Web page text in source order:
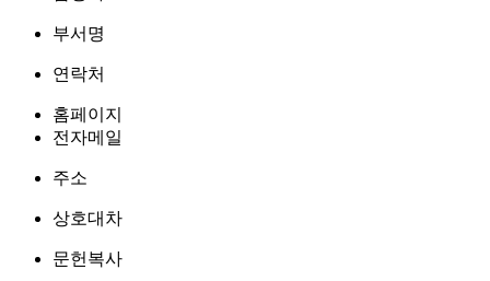
부서명
연락처
홈페이지
전자메일
주소
상호대차
문헌복사